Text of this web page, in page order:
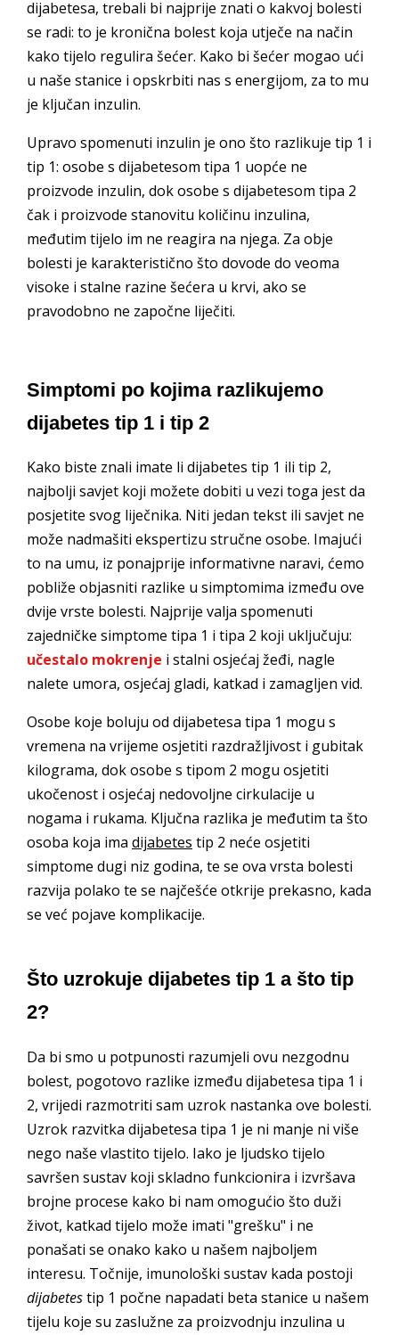
dijabetesa, trebali bi najprije znati o kakvoj bolesti
se radi: to je kronična bolest koja utječe na način
kako tijelo regulira šećer. Kako bi šećer mogao ući
u naše stanice i opskrbiti nas s energijom, za to mu
je ključan inzulin.
Upravo spomenuti inzulin je ono što razlikuje tip 1 i
tip 1: osobe s dijabetesom tipa 1 uopće ne
proizvode inzulin, dok osobe s dijabetesom tipa 2
čak i proizvode stanovitu količinu inzulina,
međutim tijelo im ne reagira na njega. Za obje
bolesti je karakteristično što dovode do veoma
visoke i stalne razine šećera u krvi, ako se
pravodobno ne započne liječiti.
Simptomi po kojima razlikujemo
dijabetes tip 1 i tip 2
Kako biste znali imate li dijabetes tip 1 ili tip 2,
najbolji savjet koji možete dobiti u vezi toga jest da
posjetite svog liječnika. Niti jedan tekst ili savjet ne
može nadmašiti ekspertizu stručne osobe. Imajući
to na umu, iz ponajprije informativne naravi, ćemo
pobliže objasniti razlike u simptomima između ove
dvije vrste bolesti. Najprije valja spomenuti
zajedničke simptome tipa 1 i tipa 2 koji uključuju:
učestalo mokrenje i stalni osjećaj žeđi, nagle
nalete umora, osjećaj gladi, katkad i zamagljen vid.
Osobe koje boluju od dijabetesa tipa 1 mogu s
vremena na vrijeme osjetiti razdražljivost i gubitak
kilograma, dok osobe s tipom 2 mogu osjetiti
ukočenost i osjećaj nedovoljne cirkulacije u
nogama i rukama. Ključna razlika je međutim ta što
osoba koja ima dijabetes tip 2 neće osjetiti
simptome dugi niz godina, te se ova vrsta bolesti
razvija polako te se najčešće otkrije prekasno, kada
se već pojave komplikacije.
Što uzrokuje dijabetes tip 1 a što tip
2?
Da bi smo u potpunosti razumjeli ovu nezgodnu
bolest, pogotovo razlike između dijabetesa tipa 1 i
2, vrijedi razmotriti sam uzrok nastanka ove bolesti.
Uzrok razvitka dijabetesa tipa 1 je ni manje ni više
nego naše vlastito tijelo. Iako je ljudsko tijelo
savršen sustav koji skladno funkcionira i izvršava
brojne procese kako bi nam omogućio što duži
život, katkad tijelo može imati "grešku" i ne
ponašati se onako kako u našem najboljem
interesu. Točnije, imunološki sustav kada postoji
dijabetestip 1 počne napadati beta stanice u našem
tijelu koje su zaslužne za proizvodnju inzulina u